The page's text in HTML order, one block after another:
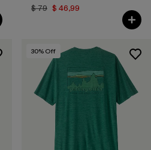
$ 79 $ 46,99
30% Off